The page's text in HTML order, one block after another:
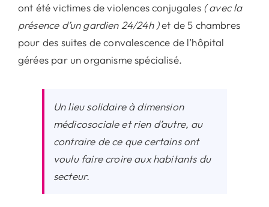
ont été victimes de violences conjugales( avec la
présence d’un gardien 24/24h )et de 5 chambres
pour des suites de convalescence de l’hôpital
gérées par un organisme spécialisé.
Un lieu solidaire à dimension
médicosociale et rien d’autre, au
contraire de ce que certains ont
voulu faire croire aux habitants du
secteur.